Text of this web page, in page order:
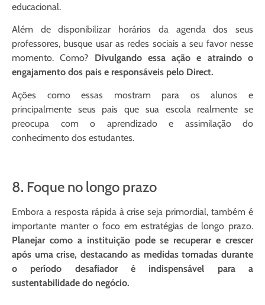
educacional.
Além de disponibilizar horários da agenda dos seus
professores, busque usar as redes sociais a seu favor nesse
momento. Como? Divulgando essa ação e atraindo o
engajamento dos pais e responsáveis pelo Direct.
Ações como essas mostram para os alunos e
principalmente seus pais que sua escola realmente se
preocupa com o aprendizado e assimilação do
conhecimento dos estudantes.
8. Foque no longo prazo
Embora a resposta rápida à crise seja primordial, também é
importante manter o foco em estratégias de longo prazo.
Planejar como a instituição pode se recuperar e crescer
após uma crise, destacando as medidas tomadas durante
o período desafiador é indispensável para a
sustentabilidade do negócio.